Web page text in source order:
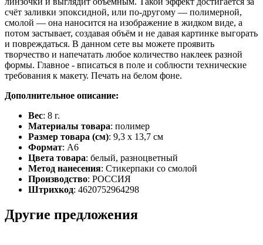
счёт заливки эпоксидной, или по-другому — полимерной,
смолой — она наносится на изображение в жидком виде, а
потом застывает, создавая объём и не давая картинке выгорать
и повреждаться. В данном сете вы можете проявить
творчество и напечатать любое количество наклеек разной
формы. Главное - вписаться в поле и соблюсти технические
требования к макету. Печать на белом фоне.
Дополнительное описание:
Вес: 8 г.
Материалы товара: полимер
Размер товара (см): 9,3 х 13,7 см
Формат: A6
Цвета товара: белый, разноцветный
Метод нанесения: Стикерпаки со смолой
Производство: РОССИЯ
Штрихкод: 4620752964298
Другие предложения